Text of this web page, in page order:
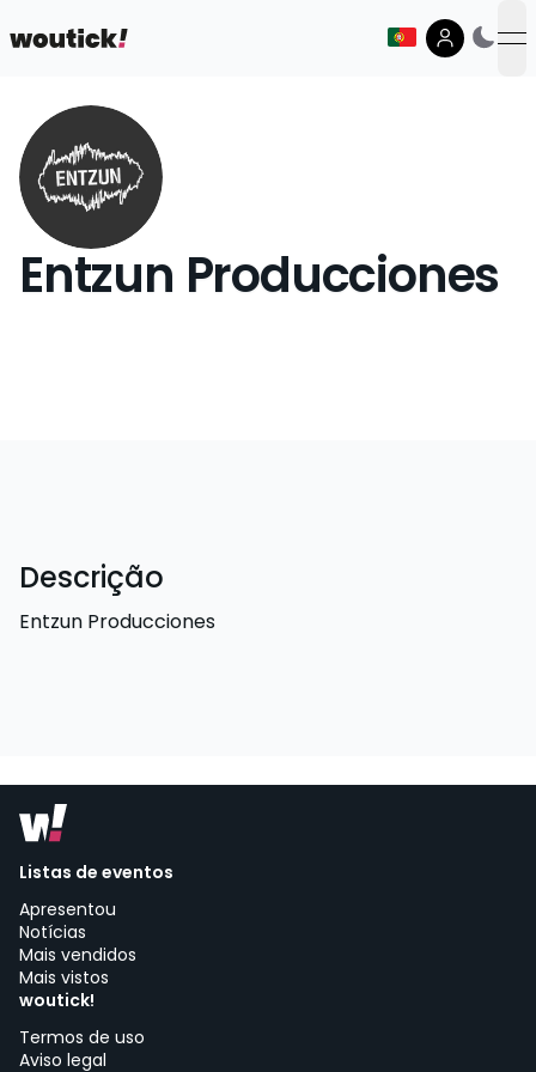
Entzun Producciones
Descrição
Entzun Producciones
Listas de eventos
Apresentou
Notícias
Mais vendidos
Mais vistos
woutick!
Termos de uso
Aviso legal